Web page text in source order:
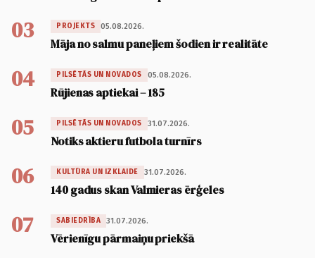
03 PROJEKTS 05.08.2026.
Māja no salmu paneļiem šodien ir realitāte
04 PILSĒTĀS UN NOVADOS 05.08.2026.
Rūjienas aptiekai – 185
05 PILSĒTĀS UN NOVADOS 31.07.2026.
Notiks aktieru futbola turnīrs
06 KULTŪRA UN IZKLAIDE 31.07.2026.
140 gadus skan Valmieras ērģeles
07 SABIEDRĪBA 31.07.2026.
Vērienīgu pārmaiņu priekšā